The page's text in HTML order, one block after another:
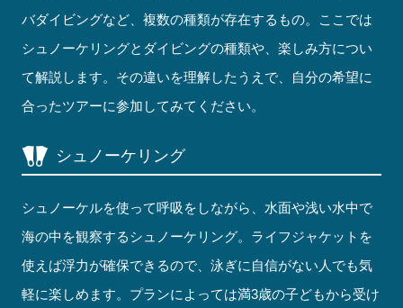
バダイビングなど、複数の種類が存在するもの。ここでは
シュノーケリングとダイビングの種類や、楽しみ方につい
て解説します。その違いを理解したうえで、自分の希望に
合ったツアーに参加してみてください。
シュノーケリング
シュノーケルを使って呼吸をしながら、水面や浅い水中で
海の中を観察するシュノーケリング。ライフジャケットを
使えば浮力が確保できるので、泳ぎに自信がない人でも気
軽に楽しめます。プランによっては満3歳の子どもから受け